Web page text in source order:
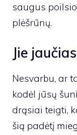
saugus
plėšrūnų.
Jie
Nesvarbu, ar
kodėl jūsų
drąsiai teigti,
šią padėtį